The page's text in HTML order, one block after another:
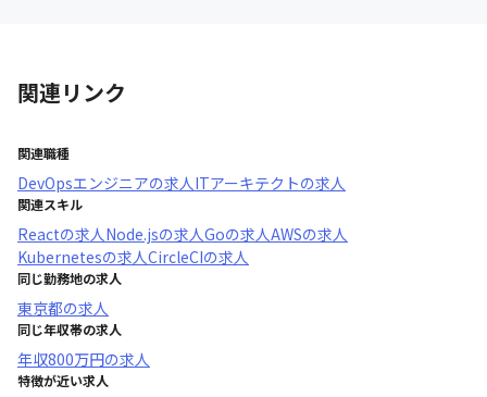
関連リンク
関連職種
DevOpsエンジニアの求人ITアーキテクトの求人
関連スキル
Reactの求人Node.jsの求人Goの求人AWSの求人
Kubernetesの求人CircleCIの求人
同じ勤務地の求人
東京都の求人
同じ年収帯の求人
年収800万円の求人
特徴が近い求人